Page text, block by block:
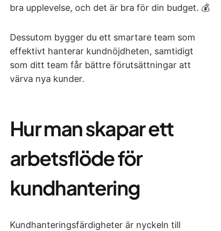
bra upplevelse, och det är bra för din budget. 💰
Dessutom bygger du ett smartare team som
effektivt hanterar kundnöjdheten, samtidigt
som ditt team får bättre förutsättningar att
värva nya kunder.
Hur man skapar ett
arbetsflöde för
kundhantering
Kundhanteringsfärdigheter är nyckeln till